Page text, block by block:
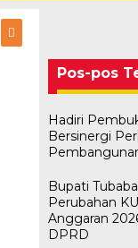
Pos-pos
Hadiri
Bersinergi
Bupati
Perubahan
Anggaran
DPRD